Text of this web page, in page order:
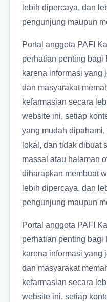
lebih dipercaya, dan
pengunjung maupun
Portal anggota PAFI
perhatian penting bagi
karena informasi yang
dan masyarakat
kefarmasian secara
website ini, setiap
yang mudah
lokal, dan tidak dibuat
massal atau halaman
diharapkan membuat
lebih dipercaya, dan
pengunjung maupun
Portal anggota PAFI
perhatian penting bagi
karena informasi yang
dan masyarakat
kefarmasian secara
website ini, setiap